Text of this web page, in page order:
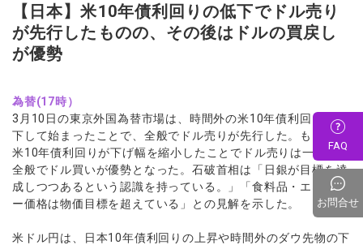
【日本】米10年債利回りの低下でドル売り
が先行したものの、その後はドルの買戻し
が優勢
為替(17時）
3月10日の東京外国為替市場は、時間外の米10年債利回りが低
下して始まったことで、全般でドル売りが先行した。もっとも
米10年債利回りが下げ幅を縮小したことでドル売りは一服し、
全般でドル買いが優勢となった。石破首相は「日銀が目標を達
成しつつあるという認識を持っている。」「食料品・エネルギ
ー価格は物価目標を超えている」との見解を示した。
米ドル円は、日本10年債利回りの上昇や時間外のダウ先物の下
FAQ
お問合せ